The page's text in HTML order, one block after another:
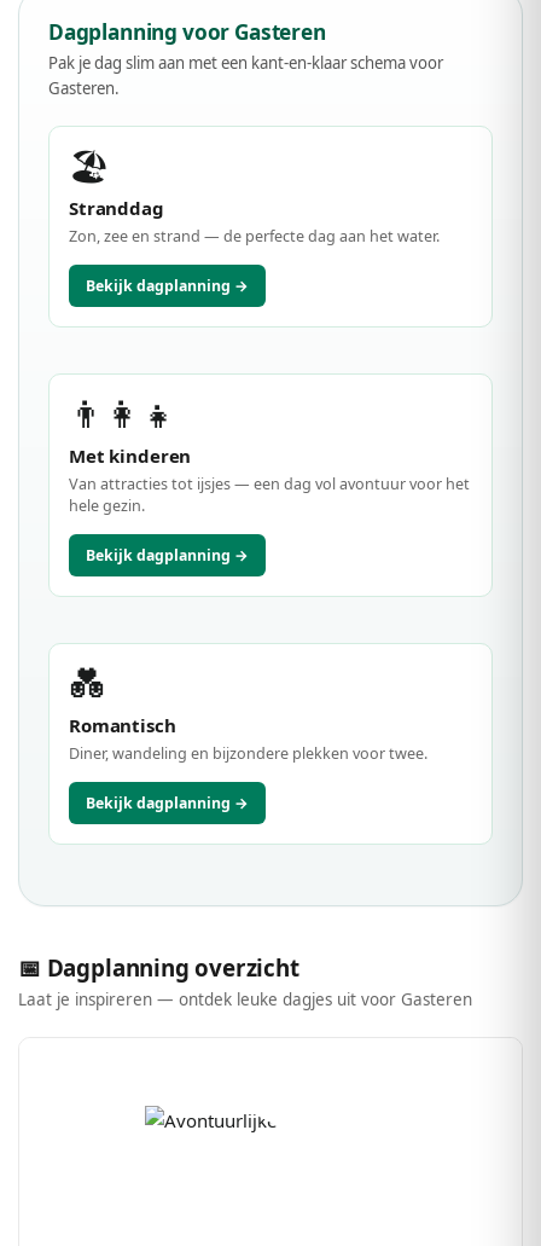
Dagplanning voor Gasteren
Pak je dag slim aan met een kant-en-klaar schema voor
Gasteren.
🏖️
Stranddag
Zon, zee en strand — de perfecte dag aan het water.
Bekijk dagplanning →
👨‍👩‍👧
Met kinderen
Van attracties tot ijsjes — een dag vol avontuur voor het
hele gezin.
Bekijk dagplanning →
💑
Romantisch
Diner, wandeling en bijzondere plekken voor twee.
Bekijk dagplanning →
📅 Dagplanning overzicht
Laat je inspireren — ontdek leuke dagjes uit voor Gasteren